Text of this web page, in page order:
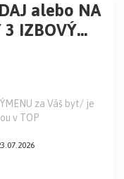
alebo NA
3 IZBOVÝ
za Váš byt/ je
v TOP